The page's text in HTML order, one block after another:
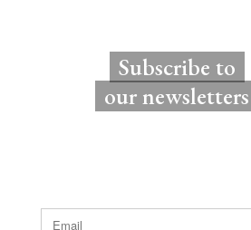
Subscribe to
our newsletters